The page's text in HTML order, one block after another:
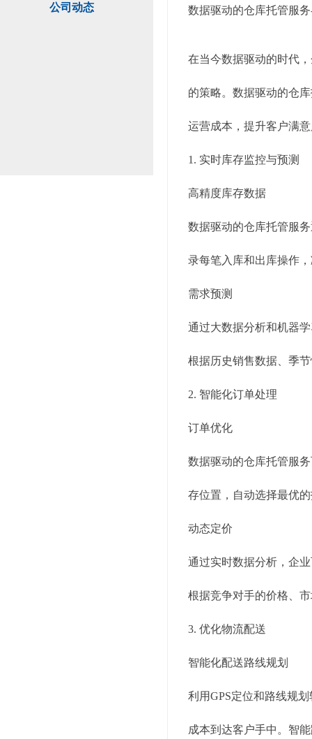
公司动态 数据驱动的仓库托管服
在当今数据驱动的时代
的策略。数据驱动的仓
运营成本，提升客户满
1. 实时库存监控与预测
高精度库存数据
数据驱动的仓库托管服
录每笔入库和出库操作
需求预测
通过大数据分析和机器
根据历史销售数据、季
2. 智能化订单处理
订单优化
数据驱动的仓库托管服
存位置，自动选择最优
动态定价
通过实时数据分析，企
根据竞争对手的价格、
3. 优化物流配送
智能化配送路线规划
利用GPS定位和路线规
成本到达客户手中。智